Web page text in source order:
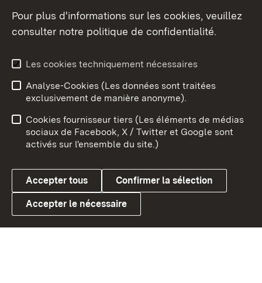
Aperçu des thèmes
Link zum Landesportal
Conseils d'utilisation
Confidentialité
Cookies
Pour plus d'informations sur les cookies, veuillez
consulter notre politique de confidentialité.
Les cookies techniquement nécessaires
Analyse-Cookies (Les données sont traitées
exclusivement de manière anonyme).
Cookies fournisseur tiers (Les éléments de médias
sociaux de Facebook, X / Twitter et Google sont
activés sur l'ensemble du site.)
Accepter tous Confirmer la sélection
Accepter le nécessaire